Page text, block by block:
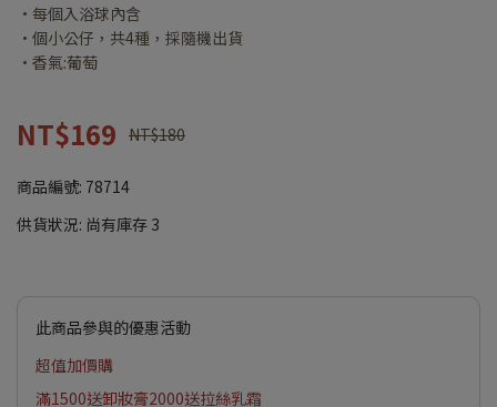
•每個入浴球內含
•個小公仔，共4種，採隨機出貨
•香氣:葡萄
NT$169 NT$180
商品編號: 78714
供貨狀況: 尚有庫存 3
此商品參與的優惠活動
超值加價購
滿1500送卸妝膏2000送拉絲乳霜